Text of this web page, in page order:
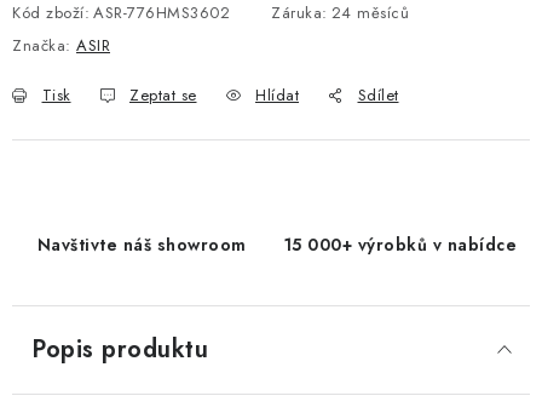
Kód zboží: ASR-776HMS3602 Záruka: 24 měsíců
Značka: ASIR
Tisk Zeptat se Hlídat Sdílet
Navštivte náš showroom 15 000+ výrobků v nabídce
Popis produktu